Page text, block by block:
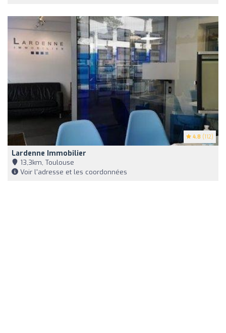
4.8 (112)
Lardenne Immobilier
13,3km, Toulouse
Voir l'adresse et les coordonnées